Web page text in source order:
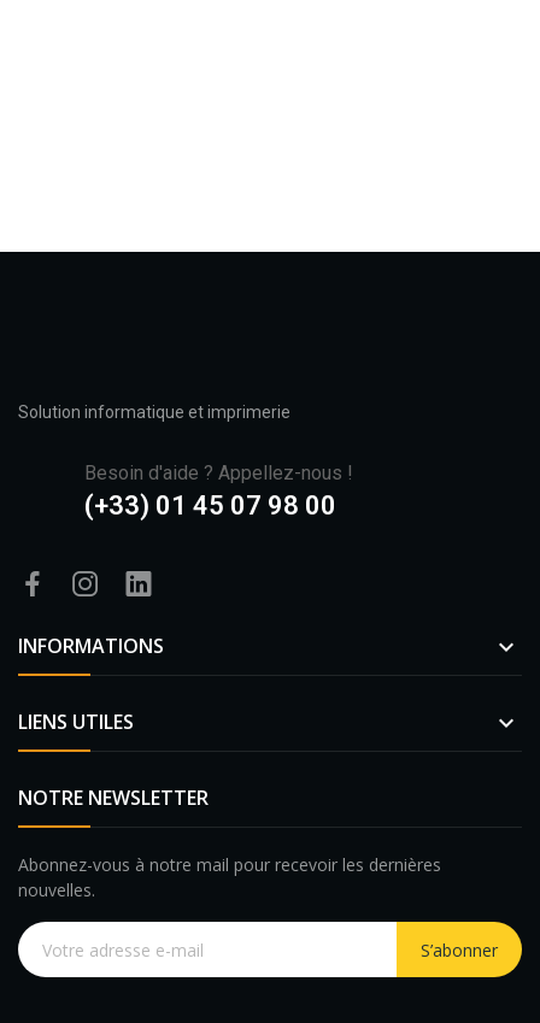
Solution informatique et imprimerie
Besoin d'aide ? Appellez-nous !
(+33) 01 45 07 98 00
INFORMATIONS 
LIENS UTILES 
NOTRE NEWSLETTER
Abonnez-vous à notre mail pour recevoir les dernières
nouvelles.
S’abonner